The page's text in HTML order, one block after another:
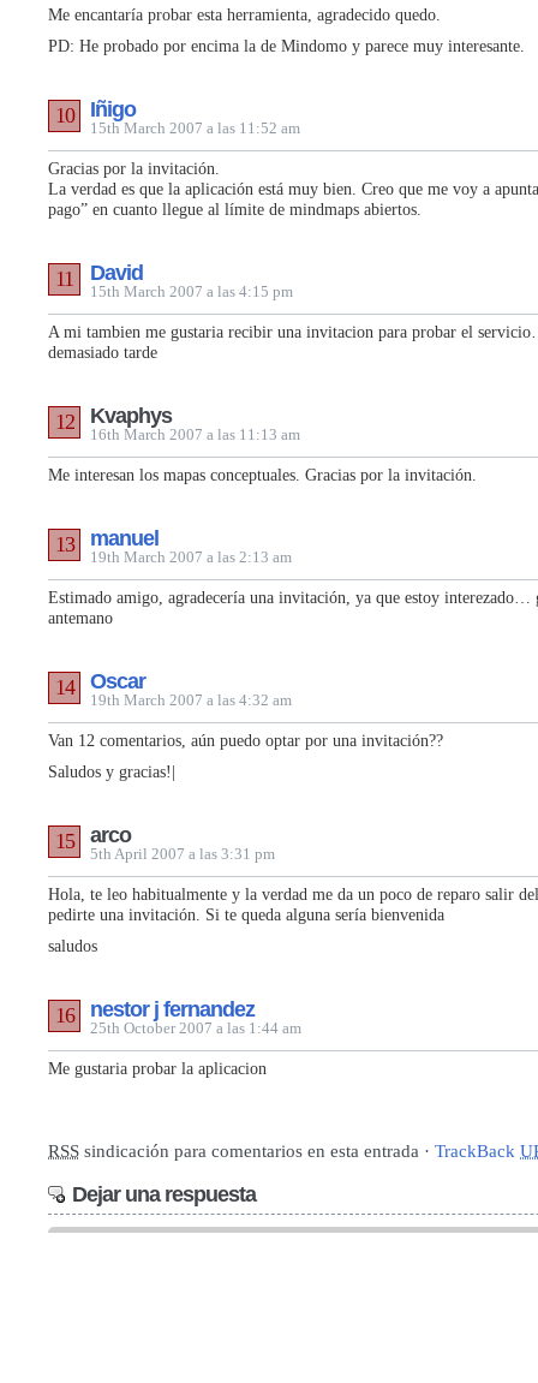
Me encantaría probar esta herramienta, agradecido quedo.
PD: He probado por encima la de Mindomo y parece muy interesante.
Iñigo
15th March 2007 a las 11:52 am
10
Gracias por la invitación.
La verdad es que la aplicación está muy bien. Creo que me voy a
pago” en cuanto llegue al límite de mindmaps abiertos.
David
15th March 2007 a las 4:15 pm
11
A mi tambien me gustaria recibir una invitacion para probar el
demasiado tarde
Kvaphys
16th March 2007 a las 11:13 am
12
Me interesan los mapas conceptuales. Gracias por la invitación.
manuel
19th March 2007 a las 2:13 am
13
Estimado amigo, agradecería una invitación, ya que estoy interezado…
antemano
Oscar
19th March 2007 a las 4:32 am
14
Van 12 comentarios, aún puedo optar por una invitación??
Saludos y gracias!|
arco
5th April 2007 a las 3:31 pm
15
Hola, te leo habitualmente y la verdad me da un poco de reparo salir
pedirte una invitación. Si te queda alguna sería bienvenida
saludos
nestor j fernandez
25th October 2007 a las 1:44 am
16
Me gustaria probar la aplicacion
RSS sindicación para comentarios en esta entrada · TrackBack
Dejar una respuesta